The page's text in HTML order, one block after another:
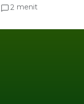
2 menit